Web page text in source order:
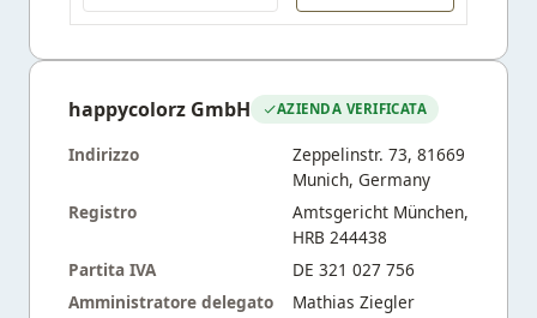
happycolorz GmbH AZIENDA VERIFICATA
Indirizzo
Zeppelinstr. 73, 81669
Munich, Germany
Registro
Amtsgericht München,
HRB 244438
Partita IVA
DE 321 027 756
Amministratore delegato
Mathias Ziegler